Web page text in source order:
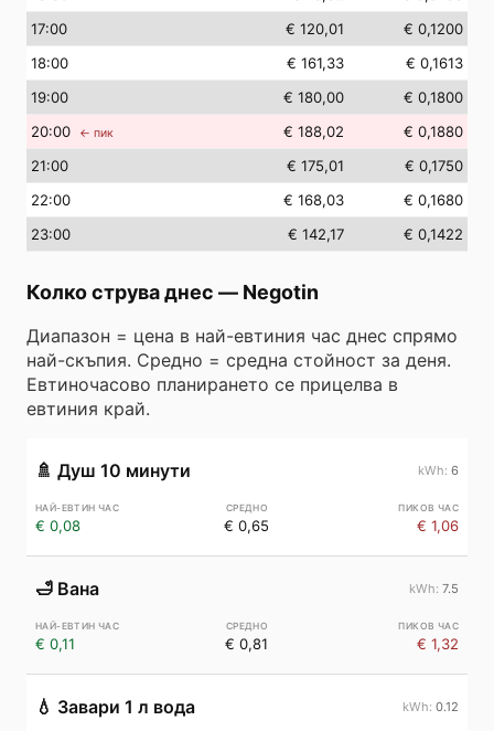
17:00 € 120,01
€ 0,1200
18:00 € 161,33
€ 0,1613
19:00 € 180,00
€ 0,1800
20:00 ← пик € 188,02
€ 0,1880
21:00 € 175,01
€ 0,1750
22:00 € 168,03
€ 0,1680
23:00 € 142,17 € 0,1422
Колко струва днес — Negotin
Диапазон = цена в най-евтиния час днес спрямо
най-скъпия. Средно = средна стойност за деня.
Евтиночасово планирането се прицелва в
евтиния край.
🚿 Душ 10 минути 6
€ 0,08 € 0,65 € 1,06
🛁 Вана 7.5
€ 0,11 € 0,81 € 1,32
💧 Завари 1 л вода 0.12